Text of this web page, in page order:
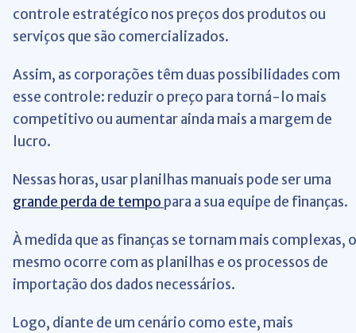
controle estratégico nos preços dos produtos ou
serviços que são comercializados.
Assim, as corporações têm duas possibilidades com
esse controle: reduzir o preço para torná-lo mais
competitivo ou aumentar ainda mais a margem de
lucro.
Nessas horas, usar planilhas manuais pode ser uma
grande perda de tempo para a sua equipe de finanças.
À medida que as finanças se tornam mais complexas, o
mesmo ocorre com as planilhas e os processos de
importação dos dados necessários.
Logo, diante de um cenário como este, mais